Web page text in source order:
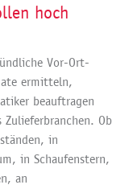
hoch
Vor-Ort-
ermitteln,
beauftragen
Ob
in
in Schaufenstern,
an